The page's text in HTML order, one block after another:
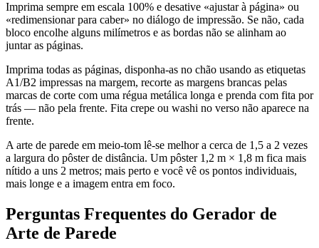
Imprima sempre em escala 100% e desative «ajustar à página» ou
«redimensionar para caber» no diálogo de impressão. Se não, cada
bloco encolhe alguns milímetros e as bordas não se alinham ao
juntar as páginas.
Imprima todas as páginas, disponha-as no chão usando as etiquetas
A1/B2 impressas na margem, recorte as margens brancas pelas
marcas de corte com uma régua metálica longa e prenda com fita por
trás — não pela frente. Fita crepe ou washi no verso não aparece na
frente.
A arte de parede em meio-tom lê-se melhor a cerca de 1,5 a 2 vezes
a largura do pôster de distância. Um pôster 1,2 m × 1,8 m fica mais
nítido a uns 2 metros; mais perto e você vê os pontos individuais,
mais longe e a imagem entra em foco.
Perguntas Frequentes do Gerador de
Arte de Parede